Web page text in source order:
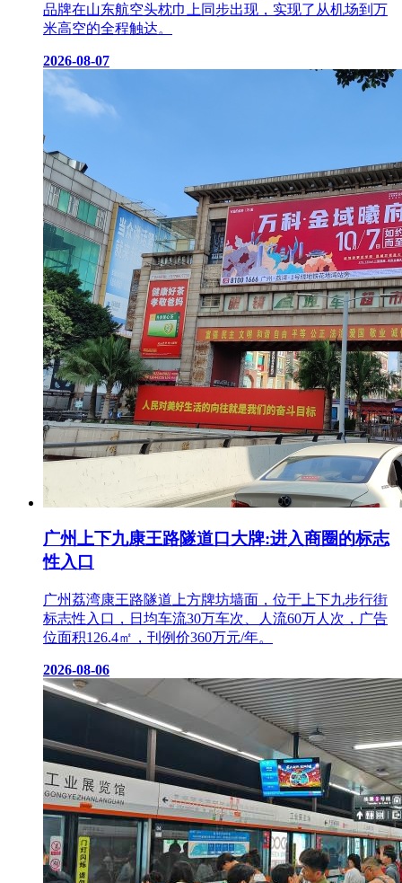
品牌在山东航空头枕巾上同步出现，实现了从机场到万
米高空的全程触达。
2026-08-07
广州上下九康王路隧道口大牌:进入商圈的标志
性入口
广州荔湾康王路隧道上方牌坊墙面，位于上下九步行街
标志性入口，日均车流30万车次、人流60万人次，广告
位面积126.4㎡，刊例价360万元/年。
2026-08-06